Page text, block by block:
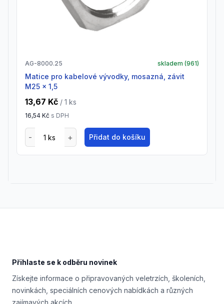
AG-8000.25 skladem (961)
Matice pro kabelové vývodky, mosazná, závit
M25 x 1,5
13,67 Kč / 1 ks
16,54 Kč s DPH
Přidat do košíku
Přihlaste se k odběru novinek
Získejte informace o připravovaných veletrzích, školeních,
novinkách, speciálních cenových nabídkách a různých
zajímavých akcích.